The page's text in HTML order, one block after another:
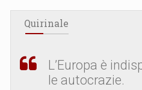
Quirinale
L’Europa è
le autocrazie.